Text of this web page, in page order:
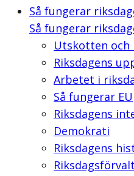
Så fungerar
Så fungerar
Utskotten och
Riksdagens
Arbetet i
Så fungerar EU
Riksdagens
Demokrati
Riksdagens